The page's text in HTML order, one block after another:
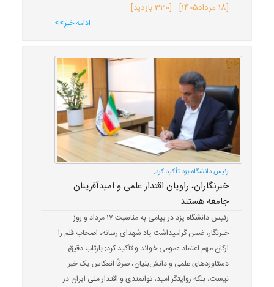
[18 مرداد 1405] [330 بازدید]
ادامه خبر>>
رئیس دانشگاه یزد تأکید کرد:
خبرنگاران، راویان اقتدار علمی و امیدآفرینان
جامعه هستند
رئیس دانشگاه یزد در پیامی به مناسبت ۱۷ مرداد و روز
خبرنگار، ضمن گرامیداشت یاد شهدای رسانه، اصحاب قلم را
ارکان مهم اعتماد عمومی خواند و تأکید کرد: بازتاب دقیق
دستاوردهای علمی و دانش‌بنیان، صرفاً انعکاس یک خبر
نیست، بلکه روایتگر امید، توانمندی و اقتدار ملی ایران در